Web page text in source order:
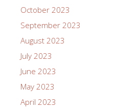
October 2023
September 2023
August 2023
July 2023
June 2023
May 2023
April 2023